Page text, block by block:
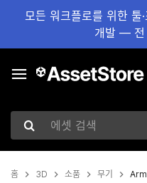
모든 워크플로를 위한 툴
개발 — 전
에셋 검색
홈 3D 소품 무기